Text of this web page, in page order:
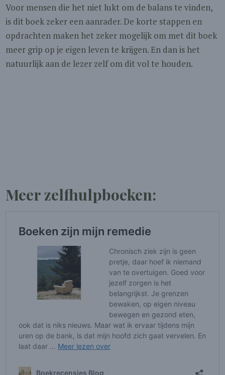
Voor mensen die het niet lukt om de balans te vinden,
is dit boek zeker een aanrader. De korte stappen en
opdrachten maken het zeker mogelijk om met dit boek
meer grip op je eigen leven te krijgen. En dan is het
natuurlijk aan de lezer zelf om dit vol te houden.
Meer zelfhulpboeken: